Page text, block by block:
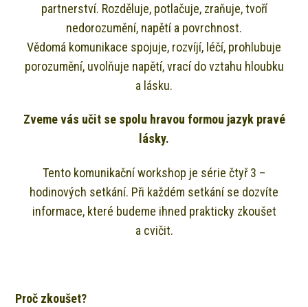
partnerství. Rozděluje, potlačuje, zraňuje, tvoří
nedorozumění, napětí a povrchnost.
Vědomá komunikace spojuje, rozvíjí, léčí, prohlubuje
porozumění, uvolňuje napětí, vrací do vztahu hloubku
a lásku.
Zveme vás učit se spolu hravou formou jazyk pravé
lásky.
Tento komunikační workshop je série čtyř 3 –
hodinových setkání. Při každém setkání se dozvíte
informace, které budeme ihned prakticky zkoušet
a cvičit.
Proč zkoušet?